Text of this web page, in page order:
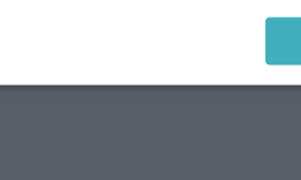
Zapewni to naszej
poprzez podniesienie